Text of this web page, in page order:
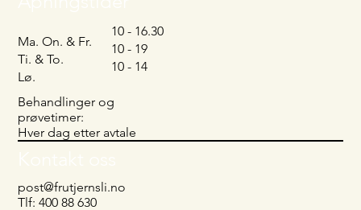
post@frutjernsli.no
Tlf: 400 88 630
Ma. On. & Fr.
Ti. & To.
Lø.
10 - 16.30
10 - 19
10 - 14
Behandlinger og
prøvetimer:
Hver dag etter avtale